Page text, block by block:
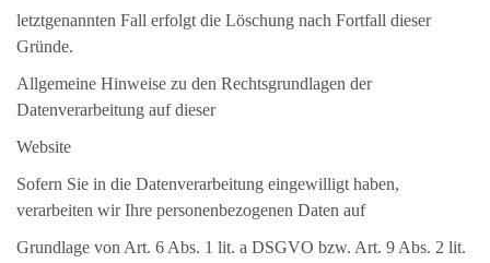
letztgenannten Fall erfolgt die Löschung nach Fortfall dieser
Gründe.
Allgemeine Hinweise zu den Rechtsgrundlagen der
Datenverarbeitung auf dieser
Website
Sofern Sie in die Datenverarbeitung eingewilligt haben,
verarbeiten wir Ihre personenbezogenen Daten auf
Grundlage von Art. 6 Abs. 1 lit. a DSGVO bzw. Art. 9 Abs. 2 lit.